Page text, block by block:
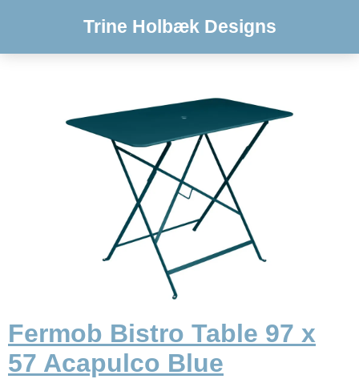
Trine Holbæk Designs
Fermob Bistro Table 97 x
57 Acapulco Blue